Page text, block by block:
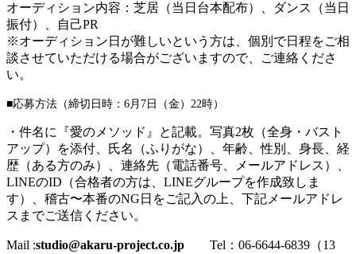
オーディション内容：芝居（当日台本配布）、ダンス（当日
振付）、自己PR
※オーディション日が難しいという方は 、個別で日程をご相
談させていただける場合がございますので、ご連絡くださ
い。
■応募方法（締切日時：6月7日（金）22時）
・件名に『愛のメソッド』と記載。写真2枚（全身・バスト
アップ）を添付、氏名（ふりがな）、年齢、性別、身長、経
歴（ある方のみ）、連絡先（電話番号、メールアドレス）、
LINEのID（合格者の方は、LINEグループを作成致しま
す）、稽古〜本番のNG日をご記入の上、下記メールアドレ
スまでご送信ください。
Mail :studio@akaru-project.co.jp Tel：06-6644-6839（13